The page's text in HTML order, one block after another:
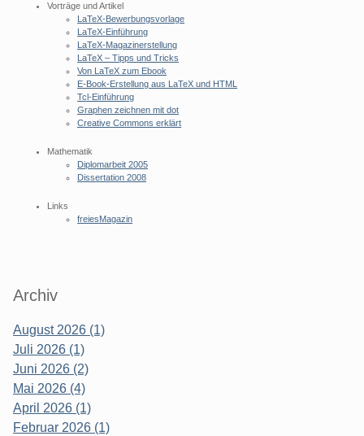
Vorträge und Artikel
LaTeX-Bewerbungsvorlage
LaTeX-Einführung
LaTeX-Magazinerstellung
LaTeX – Tipps und Tricks
Von LaTeX zum Ebook
E-Book-Erstellung aus LaTeX und HTML
Tcl-Einführung
Graphen zeichnen mit dot
Creative Commons erklärt
Mathematik
Diplomarbeit 2005
Dissertation 2008
Links
freiesMagazin
Archiv
August 2026 (1)
Juli 2026 (1)
Juni 2026 (2)
Mai 2026 (4)
April 2026 (1)
Februar 2026 (1)